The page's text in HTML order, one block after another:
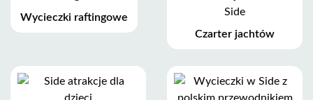
Wycieczki raftingowe
Czarter jachtów